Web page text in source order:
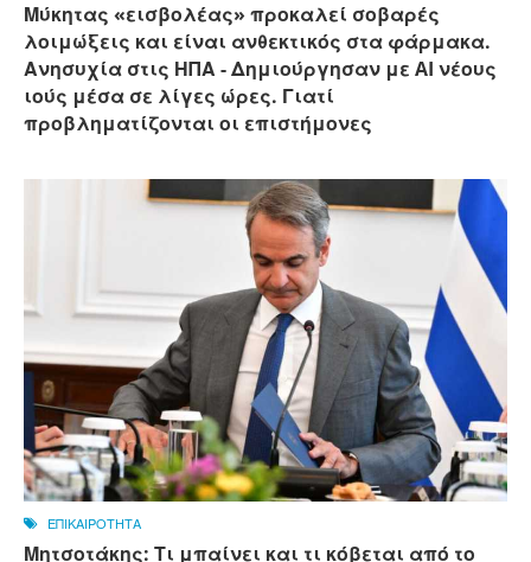
Μύκητας «εισβολέας» προκαλεί σοβαρές
λοιμώξεις και είναι ανθεκτικός στα φάρμακα.
Ανησυχία στις ΗΠΑ - Δημιούργησαν με AI νέους
ιούς μέσα σε λίγες ώρες. Γιατί
προβληματίζονται οι επιστήμονες
ΕΠΙΚΑΙΡΟΤΗΤΑ
Μητσοτάκης: Τι μπαίνει και τι κόβεται από το